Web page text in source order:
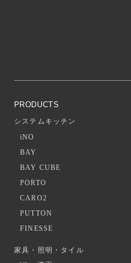
PRODUCTS
システムキッチン
iNO
BAY
BAY CUBE
PORTO
CARO2
PUTTON
FINESSE
家具・照明・タイル